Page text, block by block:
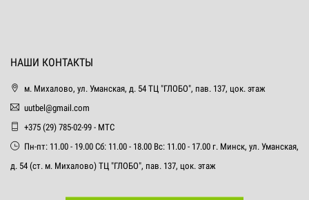
НАШИ КОНТАКТЫ
м. Михалово, ул. Уманская, д. 54 ТЦ "ГЛОБО", пав. 137, цок. этаж
uutbel@gmail.com
+375 (29) 785-02-99 - МТС
Пн-пт: 11.00 - 19.00 Сб: 11.00 - 18.00 Вс: 11.00 - 17.00 г. Минск, ул. Уманская,
д. 54 (ст. м. Михалово) ТЦ "ГЛОБО", пав. 137, цок. этаж